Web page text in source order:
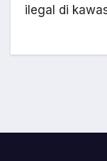
ilegal di